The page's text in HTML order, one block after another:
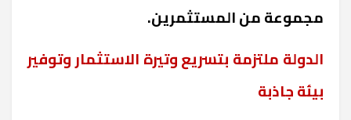
مجموعة من المستثمرين.
الدولة ملتزمة بتسريع وتيرة الاستثمار وتوفير
بيئة جاذبة